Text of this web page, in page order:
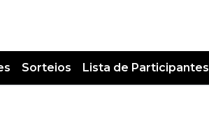
Sorteios Lista de Participantes